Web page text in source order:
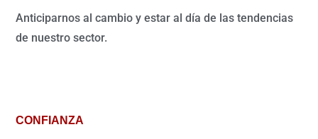
Anticiparnos al cambio y estar al día de las tendencias
de nuestro sector.
CONFIANZA